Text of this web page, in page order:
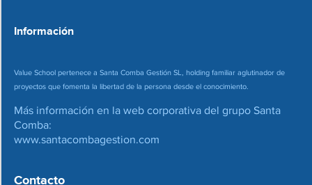
Información
Value School pertenece a Santa Comba Gestión SL, holding familiar aglutinador de
proyectos que fomenta la libertad de la persona desde el conocimiento.
Más información en la web corporativa del grupo Santa
Comba:
www.santacombagestion.com
Contacto